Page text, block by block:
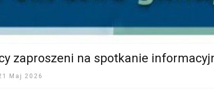
zaproszeni na spotkanie
Maj 2026